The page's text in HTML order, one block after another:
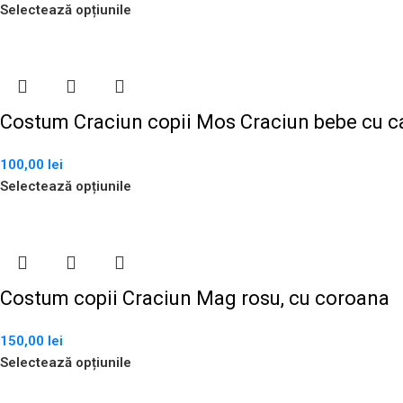
Selectează opțiunile
Costum Craciun copii Mos Craciun bebe cu
100,00 lei
Selectează opțiunile
Costum copii Craciun Mag rosu, cu coroana
150,00 lei
Selectează opțiunile